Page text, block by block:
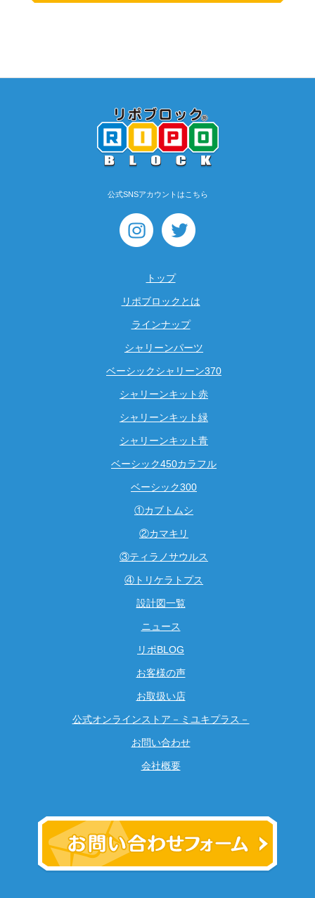
公式SNSアカウントはこちら
トップ
リポブロックとは
ラインナップ
シャリーンパーツ
ベーシックシャリーン370
シャリーンキット赤
シャリーンキット緑
シャリーンキット青
ベーシック450カラフル
ベーシック300
①カブトムシ
②カマキリ
③ティラノサウルス
④トリケラトプス
設計図一覧
ニュース
リポBLOG
お客様の声
お取扱い店
公式オンラインストア－ミユキプラス－
お問い合わせ
会社概要